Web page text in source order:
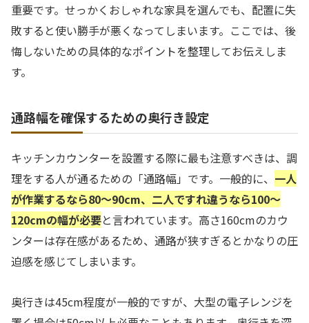
重要です。せっかくおしゃれな家具を選んでも、配置に失
敗すると使い勝手が悪くなってしまいます。ここでは、後
悔しないための具体的なポイントを整理してお伝えしま
す。
通路幅を確保するための奥行き設定
キッチンカウンターを設置する際に最も注意すべきは、調
理をする人が通るための「通路幅」です。一般的に、 一人
が作業するなら80〜90cm、二人ですれ違うなら100〜
120cmの幅が必要と言われています。高さ160cmのカウ
ンターは存在感があるため、通路が狭すぎるとかなりの圧
迫感を感じてしまいます。
奥行きは45cm程度が一般的ですが、大型の電子レンジを